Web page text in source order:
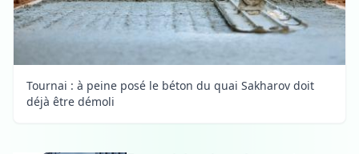
Tournai : à peine posé le béton du quai Sakharov doit
déjà être démoli